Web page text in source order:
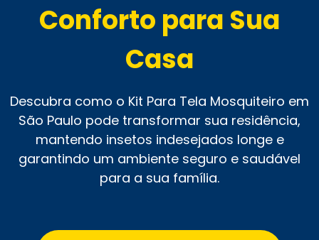
Conforto para Sua
Casa
Descubra como o Kit Para Tela Mosquiteiro em
São Paulo pode transformar sua residência,
mantendo insetos indesejados longe e
garantindo um ambiente seguro e saudável
para a sua família.